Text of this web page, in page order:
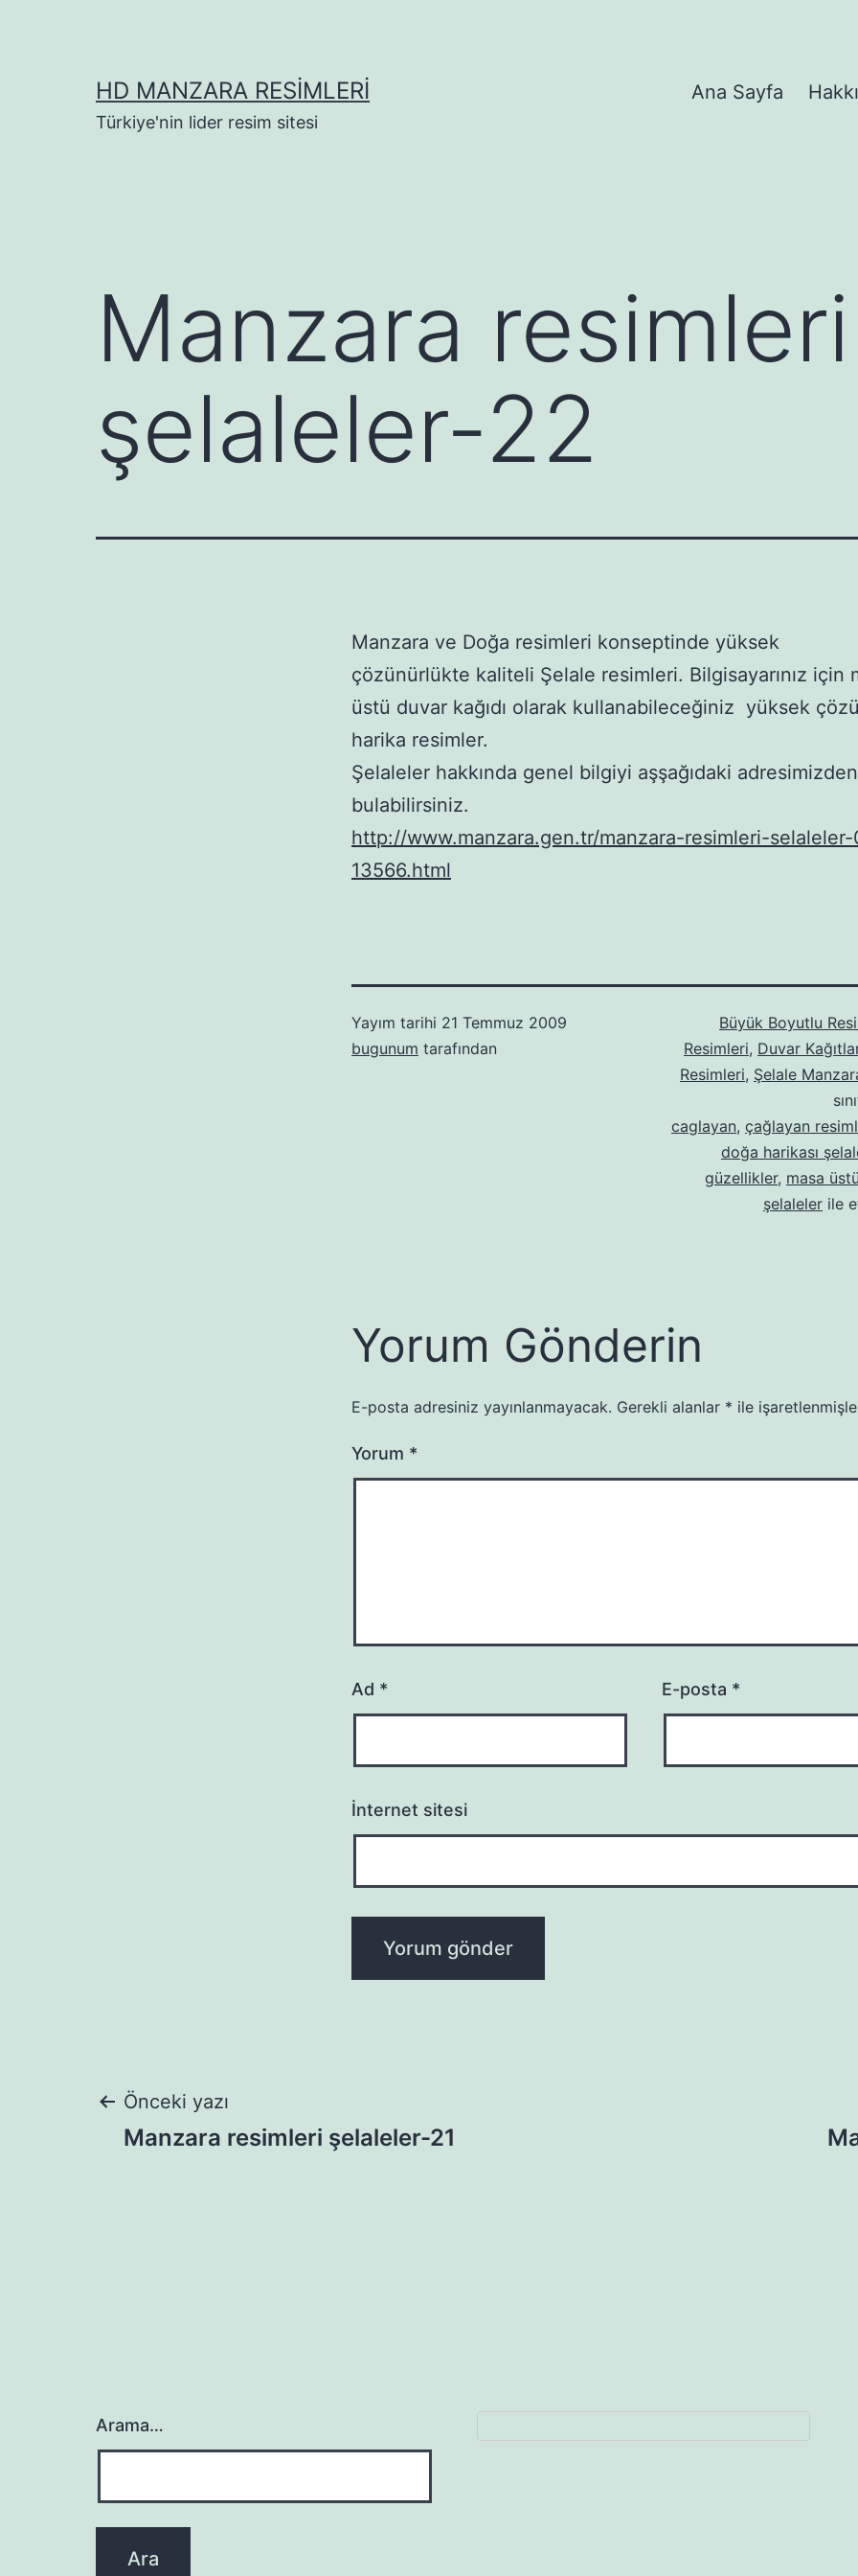
HD MANZARA RESIMLERI
Türkiye'nin lider resim sitesi
Ana Sayfa
Manzara resimleri
şelaleler-22
Manzara ve Doğa resimleri konseptinde yüksek
çözünürlükte kaliteli Şelale resimleri. Bilgisayarınız için
üstü duvar kağıdı olarak kullanabileceğiniz yüksek
harika resimler.
Şelaleler hakkında genel bilgiyi aşşağıdaki adresimizden
bulabilirsiniz.
http://www.manzara.gen.tr/manzara-resimleri-selaleler-
13566.html
Yayım tarihi 21 Temmuz 2009
bugunum tarafından
Büyük Boyutlu
Resimleri, Duvar
Resimleri, Şelale
caglayan, çağlayan
doğa harikası
güzellikler, masa
şelaleler ile
Yorum Gönderin
E-posta adresiniz yayınlanmayacak. Gerekli alanlar * ile
Yorum *
Ad * E-posta *
İnternet sitesi
Yazı
Önceki yazı
Manzara resimleri şelaleler-21
Arama…